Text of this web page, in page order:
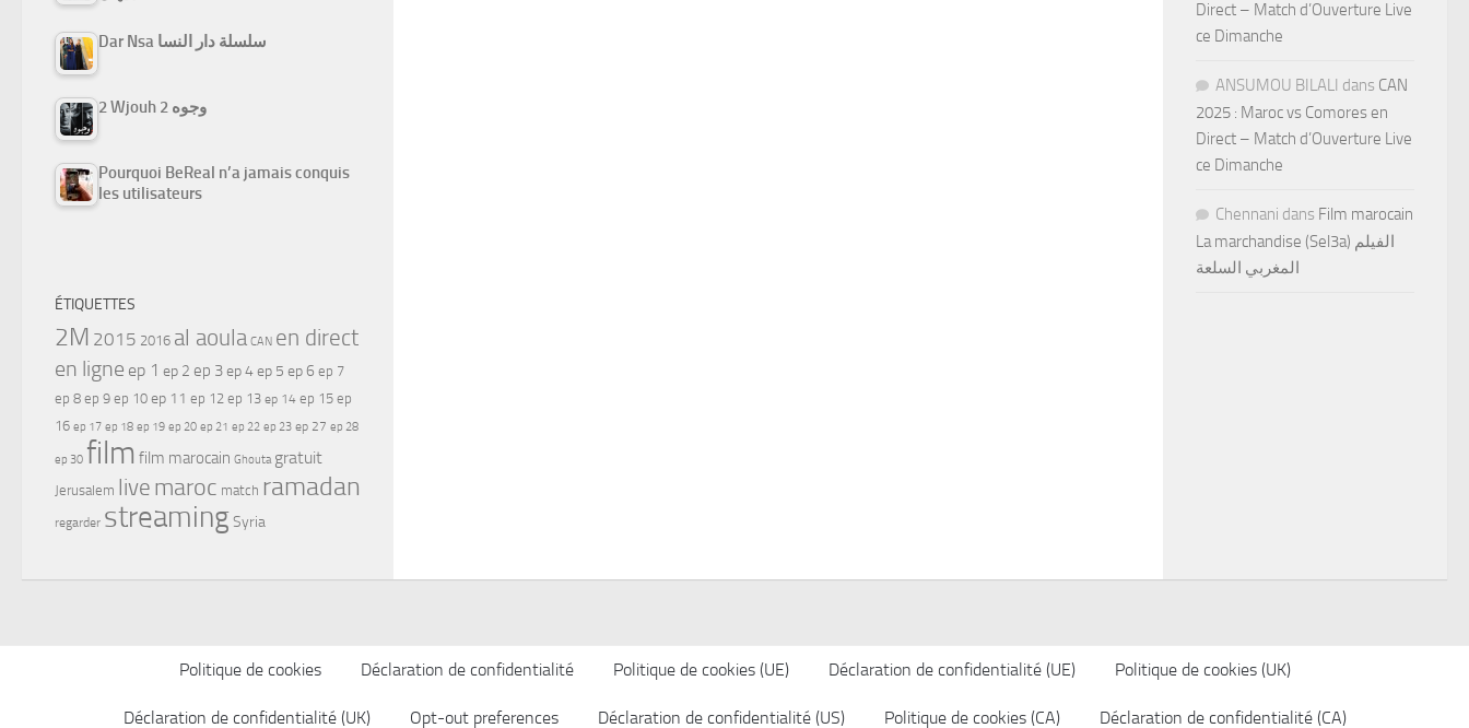
Dar Nsa سلسلة دار النسا
2 Wjouh 2 وجوه
Pourquoi BeReal n’a jamais conquis
les utilisateurs
ÉTIQUETTES
2M 2015 2016 al aoula CAN en direct
en ligne ep 1 ep 2 ep 3ep 4ep 5 ep 6 ep 7
ep 8 ep 9 ep 10 ep 11 ep 12 ep 13 ep 14 ep 15 ep
16 ep 17 ep 18 ep 19 ep 20 ep 21 ep 22 ep 23 ep 27 ep 28
ep 30 film film marocain Ghouta gratuit
Jerusalem live maroc match ramadan
regarder streamingSyria
Direct – Match d’Ouverture Live
ce Dimanche
ANSUMOU BILALI dans CAN
2025 : Maroc vs Comores en
Direct – Match d’Ouverture Live
ce Dimanche
Chennani dans Film marocain
La marchandise (Sel3a) الفيلم
المغربي السلعة
Politique de cookies Déclaration de confidentialité Politique de cookies (UE) Déclaration de confidentialité (UE) Politique de cookies (UK)
Déclaration de confidentialité (UK) Opt-out preferences Déclaration de confidentialité (US) Politique de cookies (CA) Déclaration de confidentialité (CA)